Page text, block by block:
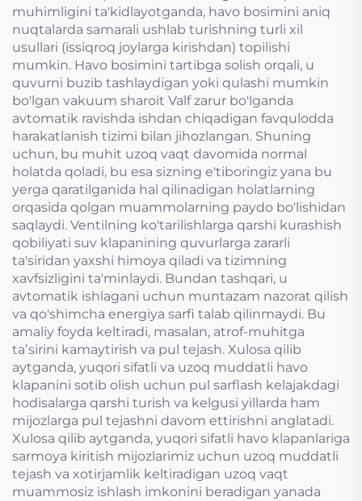
muhimligini ta'kidlayotganda, havo bosimini aniq
nuqtalarda samarali ushlab turishning turli xil
usullari (issiqroq joylarga kirishdan) topilishi
mumkin. Havo bosimini tartibga solish orqali, u
quvurni buzib tashlaydigan yoki qulashi mumkin
bo'lgan vakuum sharoit Valf zarur bo'lganda
avtomatik ravishda ishdan chiqadigan favqulodda
harakatlanish tizimi bilan jihozlangan. Shuning
uchun, bu muhit uzoq vaqt davomida normal
holatda qoladi, bu esa sizning e'tiboringiz yana bu
yerga qaratilganida hal qilinadigan holatlarning
orqasida qolgan muammolarning paydo bo'lishidan
saqlaydi. Ventilning ko'tarilishlarga qarshi kurashish
qobiliyati suv klapanining quvurlarga zararli
ta'siridan yaxshi himoya qiladi va tizimning
xavfsizligini ta'minlaydi. Bundan tashqari, u
avtomatik ishlagani uchun muntazam nazorat qilish
va qo'shimcha energiya sarfi talab qilinmaydi. Bu
amaliy foyda keltiradi, masalan, atrof-muhitga
taʼsirini kamaytirish va pul tejash. Xulosa qilib
aytganda, yuqori sifatli va uzoq muddatli havo
klapanini sotib olish uchun pul sarflash kelajakdagi
hodisalarga qarshi turish va kelgusi yillarda ham
mijozlarga pul tejashni davom ettirishni anglatadi.
Xulosa qilib aytganda, yuqori sifatli havo klapanlariga
sarmoya kiritish mijozlarimiz uchun uzoq muddatli
tejash va xotirjamlik keltiradigan uzoq vaqt
muammosiz ishlash imkonini beradigan yanada